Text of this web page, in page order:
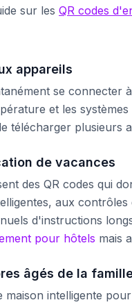
sur les QR codes
appareils
se
et les
télécharger plusieurs
de vacances
des QR codes qui
aux
d'instructions
pour hôtels mais
âgés de la
maison intelligente